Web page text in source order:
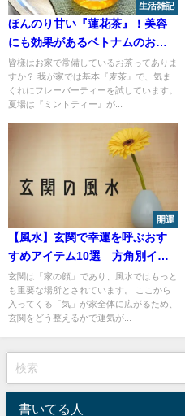
生活雑記
ほんのり甘い『蓮花茶』！美容
にも効果があるベトナムのお茶♪
カフェインの有無は？
皆様はお家で常備しているお茶ってありま
すか？ 我が家では基本『麦茶』で、気ま
ぐれにフレーバーティーを試しています。
夏場は『ミントティー』が...
開運
【風水】玄関で幸運を呼ぶおす
すめアイテム10選 方角別イン
テリアとNGまとめ
玄関は「家の顔」であり、風水ではもっと
も重要な場所とされています。 ここから
入ってくる「気」が家全体に広がるため、
玄関をどう整えるかで運気が...
書いてる人